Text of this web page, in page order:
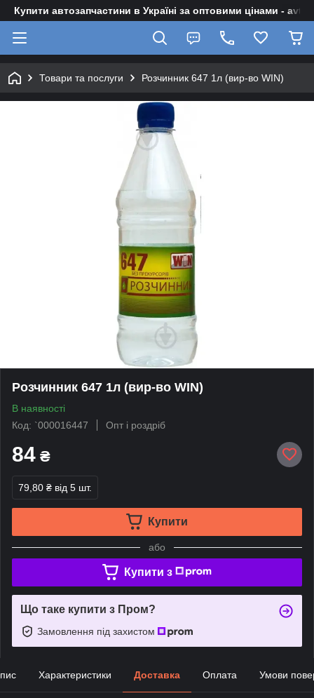
Купити автозапчастини в Україні за оптовими цінами -
Товари та послуги Розчинник 647 1л (вир-во WIN)
Розчинник 647 1л (вир-во WIN)
В наявності
Код: `000016447
Опт і роздріб
84 ₴
79,80 ₴ від 5 шт.
Купити
або
Купити з
Що таке купити з Пром?
Замовлення під захистом
Характеристики Доставка Оплата Умови